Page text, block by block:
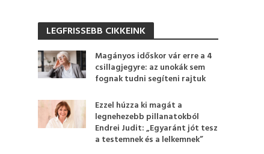
LEGFRISSEBB CIKKEINK
Magányos időskor vár erre a 4
csillagjegyre: az unokák sem
fognak tudni segíteni rajtuk
Ezzel húzza ki magát a
legnehezebb pillanatokból
Endrei Judit: „Egyaránt jót tesz
a testemnek és a lelkemnek”